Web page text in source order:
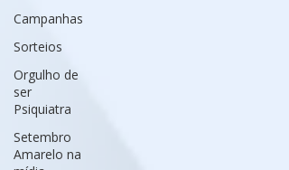
Campanhas
Sorteios
Orgulho de
ser
Psiquiatra
Setembro
Amarelo na